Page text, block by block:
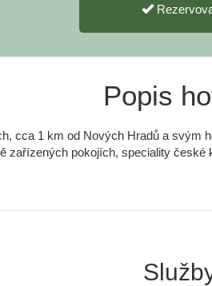
Popis
cca 1 km od Nových Hradů a
zařízených pokojích, speciality české